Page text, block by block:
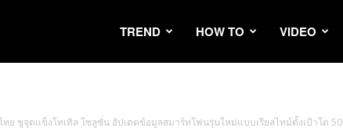
TREND HOW TO VIDEO
ทย ชูจุดแข็งโทเทิล โซลูชั่น อัปเดตข้อมูลสมาร์ทโฟนรุ่นใหม่แบบเรียลไทม์ตั้งเป้าโต